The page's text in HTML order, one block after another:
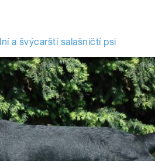
a švýcarští salašničtí psi